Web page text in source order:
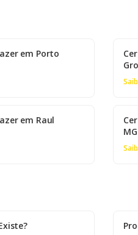
em Porto
em Raul
MG